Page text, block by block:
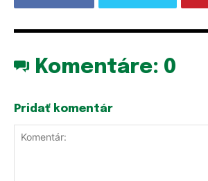
Komentáre: 0
Pridať komentár